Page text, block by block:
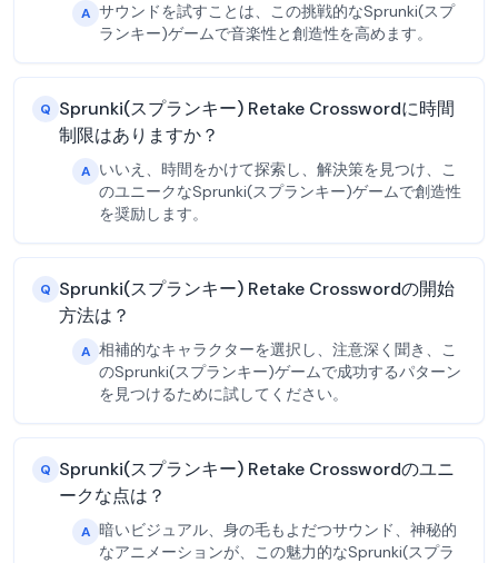
A サウンドを試すことは、この挑戦的なSprunki(スプ
ランキー)ゲームで音楽性と創造性を高めます。
Q Sprunki(スプランキー) Retake Crosswordに時間
制限はありますか？
A いいえ、時間をかけて探索し、解決策を見つけ、こ
のユニークなSprunki(スプランキー)ゲームで創造性
を奨励します。
Q Sprunki(スプランキー) Retake Crosswordの開始
方法は？
A 相補的なキャラクターを選択し、注意深く聞き、こ
のSprunki(スプランキー)ゲームで成功するパターン
を見つけるために試してください。
Q Sprunki(スプランキー) Retake Crosswordのユニ
ークな点は？
A 暗いビジュアル、身の毛もよだつサウンド、神秘的
なアニメーションが、この魅力的なSprunki(スプラ